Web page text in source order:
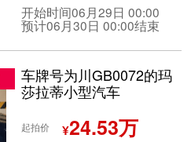
开始时间06月29日 00:00
预计06月30日 00:00结束
车牌号为川GB0072的玛
莎拉蒂小型汽车
起拍价 ¥24.53万